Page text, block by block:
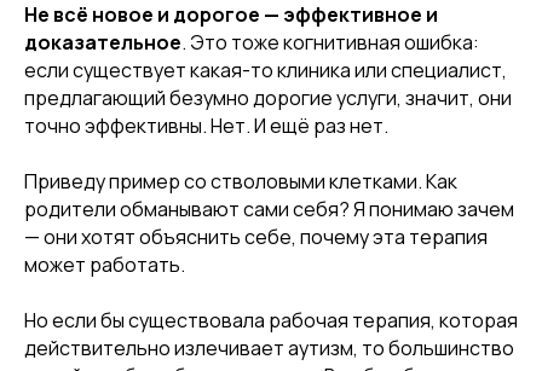
Не всё новое и дорогое — эффективное и
доказательное. Это тоже когнитивная ошибка:
если существует какая-то клиника или специалист,
предлагающий безумно дорогие услуги, значит, они
точно эффективны. Нет. И ещё раз нет.
Приведу пример со стволовыми клетками. Как
родители обманывают сами себя? Я понимаю зачем
— они хотят объяснить себе, почему эта терапия
может работать.
Но если бы существовала рабочая терапия, которая
действительно излечивает аутизм, то большинство